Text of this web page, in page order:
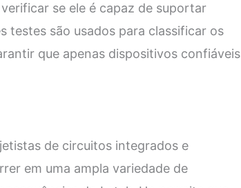
se ele é capaz de suportar
testes são usados para classificar os
que apenas dispositivos confiáveis
de circuitos integrados e
em uma ampla variedade de